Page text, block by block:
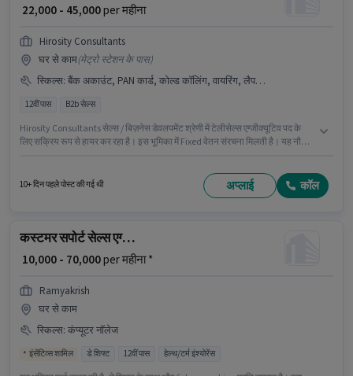
₹ 22,000 - 45,000per महीना
Hirosity Consultants
घर से काम(मेट्रो स्टेशन के पास)
स्किल्स: बैंक अकाउंट, PAN कार्ड, कोल्ड कॉलिंग, वायरिंग, लैपटॉप/डेस्कटॉप, इंटरनेट कनेक्शन, MS Excel, लीड जनरेशन, कंप्यूटर नॉलेज, आधार कार्ड
12वीं पास B2b सेल्स
Hirosity Consultants सेल्स / बिज़नेस डेवलपमेंट श्रेणी में टेलीसेल्स एग्जीक्यूटिव पद के
लिए सक्रिय रूप से हायर कर रहा है। इस भूमिका में Fixed वेतन संरचना मिलती है। यह नौकरी
कम 12वीं पास डिग्री या सर्टिफिकेट होना चाहिए। इस भूमिका के लिए आवेदन करने हेतु
उम्मीदवार के पास इंटरनेट कनेक्शन, लैपटॉप/डेस्कटॉप होना चाहिए।
10+ दिन पहले पोस्ट की गई थी अप्लाई कॉल
कस्टमर सपोर्ट सेल्स एग्जीक्यूटिव
₹ 10,000 - 70,000per महीना *
Ramyakrish
घर से काम
स्किल्स: कंप्यूटर नॉलेज
इंसेंटिव्स शामिल डे शिफ्ट 12वीं पास हेल्थ/टर्म इंश्योरेंस